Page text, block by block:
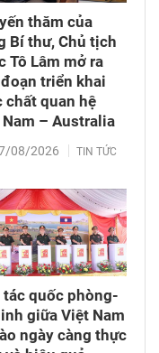
thăm của
Bí thư, Chủ tịch
Tô Lâm mở ra
triển khai
chất quan hệ
– Australia
08/2026 TIN TỨC
tác quốc phòng-
giữa Việt Nam
ngày càng thực